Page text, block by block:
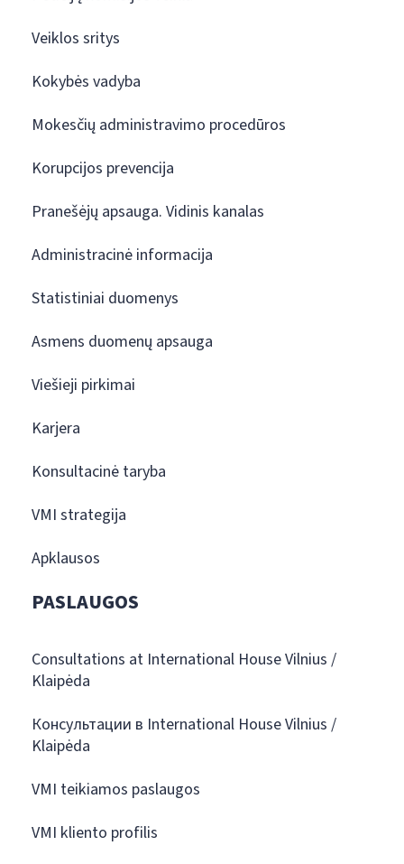
Veiklos sritys
Kokybės vadyba
Mokesčių administravimo procedūros
Korupcijos prevencija
Pranešėjų apsauga. Vidinis kanalas
Administracinė informacija
Statistiniai duomenys
Asmens duomenų apsauga
Viešieji pirkimai
Karjera
Konsultacinė taryba
VMI strategija
Apklausos
PASLAUGOS
Consultations at International House Vilnius /
Klaipėda
Консультации в International House Vilnius /
Klaipėda
VMI teikiamos paslaugos
VMI kliento profilis